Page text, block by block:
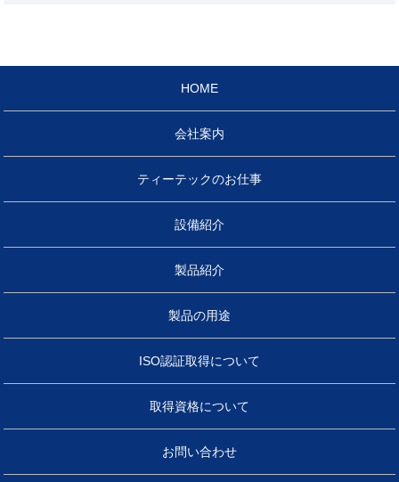
HOME
会社案内
ティーテックのお仕事
設備紹介
製品紹介
製品の用途
ISO認証取得について
取得資格について
お問い合わせ